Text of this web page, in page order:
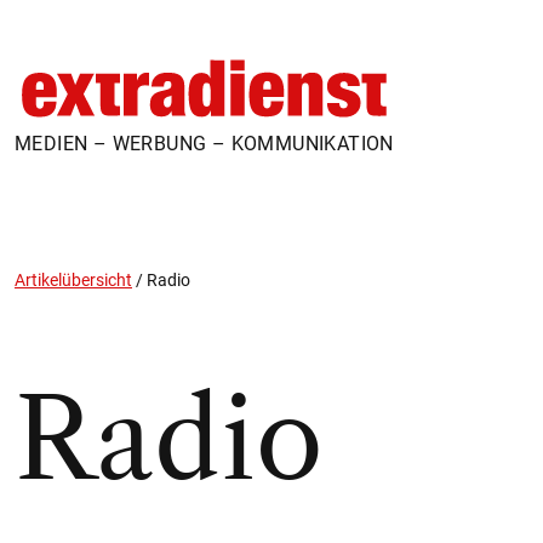
MEDIEN – WERBUNG – KOMMUNIKATION
Artikelübersicht / Radio
Radio